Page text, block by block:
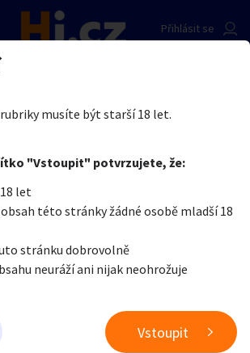
Přihlásit se
Reality a bydlení Seznamka
Zvířata
PC a elektro Sport a hobby
Přidat inzerát
ale tenhle inzerát již není aktuální.
musíte být starší 18 let.
"Vstoupit" potvrzujete, že:
let
této stránky žádné osobě mladší 18
stránku dobrovolně
neuráží ani nijak neohrožuje
Vstoupit